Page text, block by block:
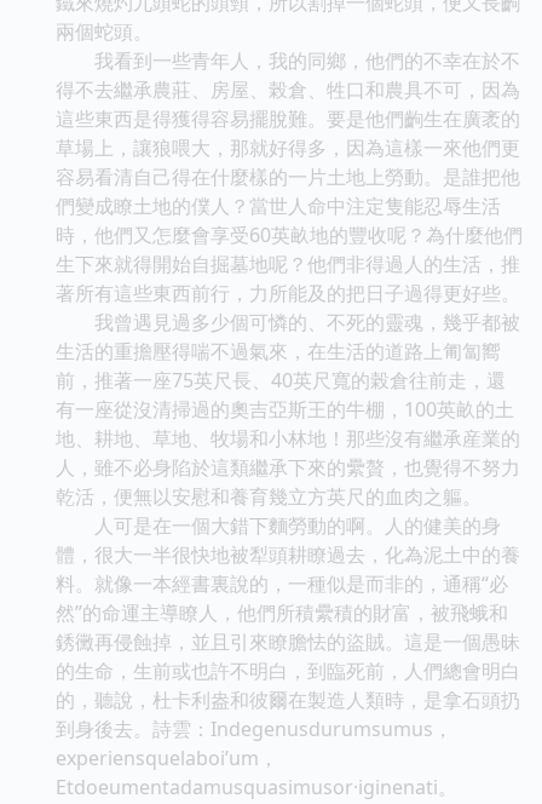
兩個蛇頭。
我看到一些青年人，我的同鄉，他們的不幸在於不
得不去繼承農莊、房屋、榖倉、牲口和農具不可，因為
這些東西是得獲得容易擺脫難。要是他們齣生在廣袤的
草場上，讓狼喂大，那就好得多，因為這樣一來他們更
容易看清自己得在什麼樣的一片土地上勞動。是誰把他
們變成瞭土地的僕人？當世人命中注定隻能忍辱生活
時，他們又怎麼會享受60英畝地的豐收呢？為什麼他們
生下來就得開始自掘墓地呢？他們非得過人的生活，推
著所有這些東西前行，力所能及的把日子過得更好些。
我曾遇見過多少個可憐的、不死的靈魂，幾乎都被
生活的重擔壓得喘不過氣來，在生活的道路上匍匐嚮
前，推著一座75英尺長、40英尺寬的榖倉往前走，還
有一座從沒清掃過的奧吉亞斯王的牛棚，100英畝的土
地、耕地、草地、牧場和小林地！那些沒有繼承産業的
人，雖不必身陷於這類繼承下來的纍贅，也覺得不努力
乾活，便無以安慰和養育幾立方英尺的血肉之軀。
人可是在一個大錯下麵勞動的啊。人的健美的身
體，很大一半很快地被犁頭耕瞭過去，化為泥土中的養
料。就像一本經書裏說的，一種似是而非的，通稱“必
然”的命運主導瞭人，他們所積纍積的財富，被飛蛾和
銹黴再侵蝕掉，並且引來瞭膽怯的盜賊。這是一個愚昧
的生命，生前或也許不明白，到臨死前，人們總會明白
的，聽說，杜卡利盎和彼爾在製造人類時，是拿石頭扔
到身後去。詩雲：Indegenusdurumsumus，
experiensquelaboi’um，
Etdoeumentadamusquasimusor·iginenati。